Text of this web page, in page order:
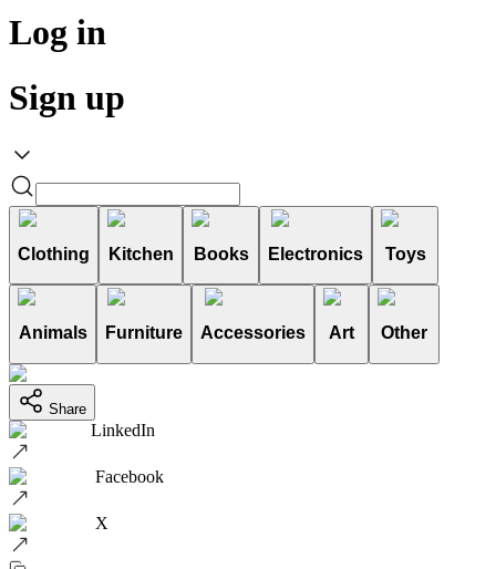
Log in
Sign up
Clothing Kitchen Books Electronics Toys
Animals Furniture Accessories Art Other
Share
LinkedIn
Facebook
X